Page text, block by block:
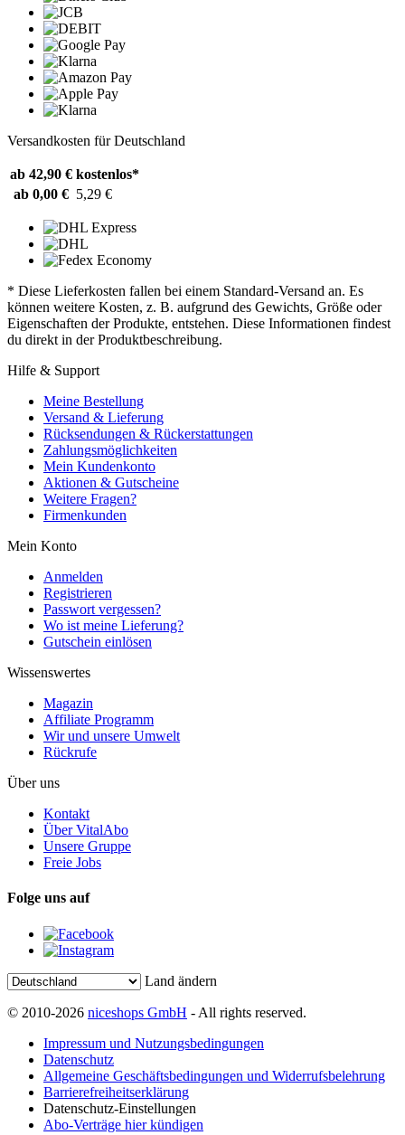
Versandkosten für Deutschland
ab 42,90 € kostenlos*
ab 0,00 € 5,29 €
* Diese Lieferkosten fallen bei einem Standard-Versand an. Es
können weitere Kosten, z. B. aufgrund des Gewichts, Größe oder
Eigenschaften der Produkte, entstehen. Diese Informationen findest
du direkt in der Produktbeschreibung.
Hilfe & Support
Meine Bestellung
Versand & Lieferung
Rücksendungen & Rückerstattungen
Zahlungsmöglichkeiten
Mein Kundenkonto
Aktionen & Gutscheine
Weitere Fragen?
Firmenkunden
Mein Konto
Anmelden
Registrieren
Passwort vergessen?
Wo ist meine Lieferung?
Gutschein einlösen
Wissenswertes
Magazin
Affiliate Programm
Wir und unsere Umwelt
Rückrufe
Über uns
Kontakt
Über VitalAbo
Unsere Gruppe
Freie Jobs
Folge uns auf
Land ändern
© 2010-2026 niceshops GmbH - All rights reserved.
Impressum und Nutzungsbedingungen
Datenschutz
Allgemeine Geschäftsbedingungen und Widerrufsbelehrung
Barrierefreiheitserklärung
Datenschutz-Einstellungen
Abo-Verträge hier kündigen